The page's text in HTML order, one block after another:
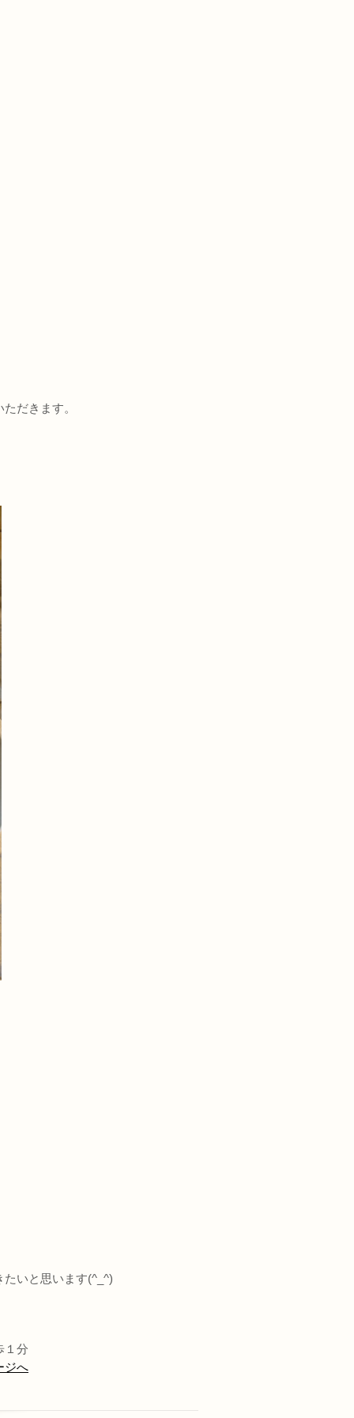
だきます。
いと思います(^_^)
１分
ジへ